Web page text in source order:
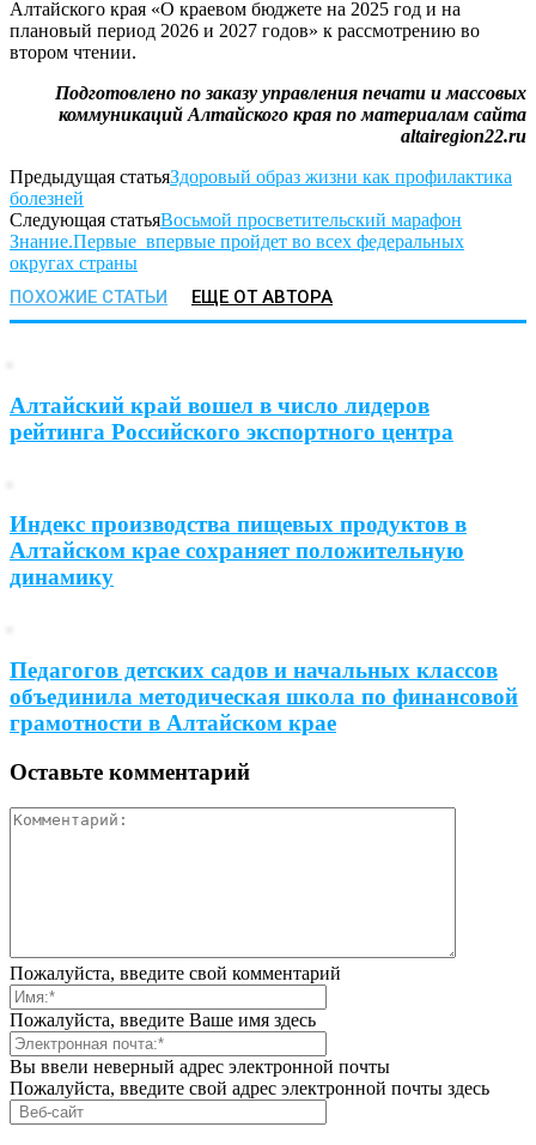
Алтайского края «О краевом бюджете на 2025 год и на
плановый период 2026 и 2027 годов» к рассмотрению во
втором чтении.
Подготовлено по заказу управления печати и массовых
коммуникаций Алтайского края по материалам сайта
altairegion22.ru
Предыдущая статьяЗдоровый образ жизни как профилактика
болезней
Следующая статьяВосьмой просветительский марафон
Знание.Первые впервые пройдет во всех федеральных
округах страны
ПОХОЖИЕ СТАТЬИ ЕЩЕ ОТ АВТОРА
Алтайский край вошел в число лидеров
рейтинга Российского экспортного центра
Индекс производства пищевых продуктов в
Алтайском крае сохраняет положительную
динамику
Педагогов детских садов и начальных классов
объединила методическая школа по финансовой
грамотности в Алтайском крае
Оставьте комментарий
Пожалуйста, введите свой комментарий
Пожалуйста, введите Ваше имя здесь
Вы ввели неверный адрес электронной почты
Пожалуйста, введите свой адрес электронной почты здесь